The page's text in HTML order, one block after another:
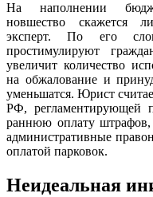
На наполнении
новшество скажется
эксперт. По его
простимулируют
увеличит количество
на обжалование и
уменьшатся. Юрист
РФ, регламентирующей
раннюю оплату штрафов,
административные
оплатой парковок.
Неидеальная